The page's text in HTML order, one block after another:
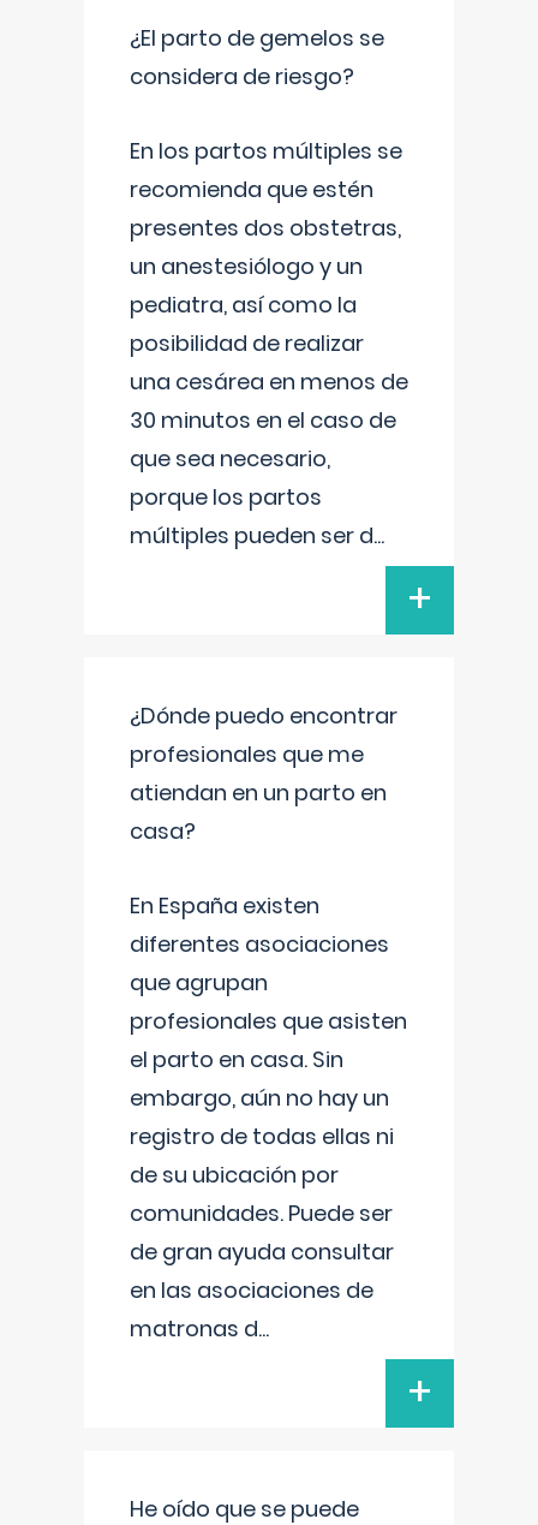
¿El parto de gemelos se
considera de riesgo?
En los partos múltiples se
recomienda que estén
presentes dos obstetras,
un anestesiólogo y un
pediatra, así como la
posibilidad de realizar
una cesárea en menos de
30 minutos en el caso de
que sea necesario,
porque los partos
múltiples pueden ser d...
+
¿Dónde puedo encontrar
profesionales que me
atiendan en un parto en
casa?
En España existen
diferentes asociaciones
que agrupan
profesionales que asisten
el parto en casa. Sin
embargo, aún no hay un
registro de todas ellas ni
de su ubicación por
comunidades. Puede ser
de gran ayuda consultar
en las asociaciones de
matronas d...
+
He oído que se puede